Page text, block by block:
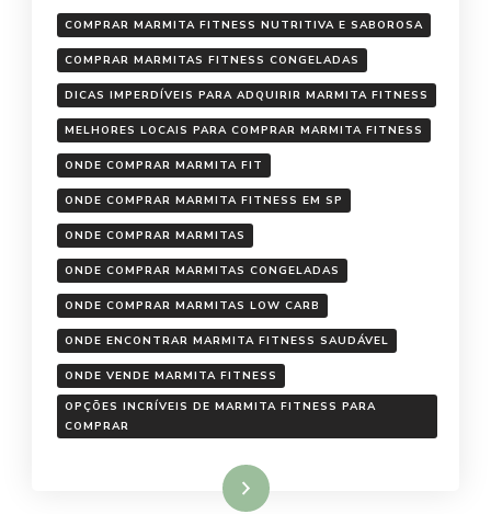
COMPRAR MARMITA FITNESS NUTRITIVA E SABOROSA
COMPRAR MARMITAS FITNESS CONGELADAS
DICAS IMPERDÍVEIS PARA ADQUIRIR MARMITA FITNESS
MELHORES LOCAIS PARA COMPRAR MARMITA FITNESS
ONDE COMPRAR MARMITA FIT
ONDE COMPRAR MARMITA FITNESS EM SP
ONDE COMPRAR MARMITAS
ONDE COMPRAR MARMITAS CONGELADAS
ONDE COMPRAR MARMITAS LOW CARB
ONDE ENCONTRAR MARMITA FITNESS SAUDÁVEL
ONDE VENDE MARMITA FITNESS
OPÇÕES INCRÍVEIS DE MARMITA FITNESS PARA
COMPRAR
Ler mais